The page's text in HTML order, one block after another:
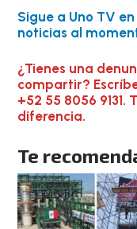
Sigue a Uno TV
noticias al
¿Tienes una
compartir?
+52 55 8056
diferencia.
Te